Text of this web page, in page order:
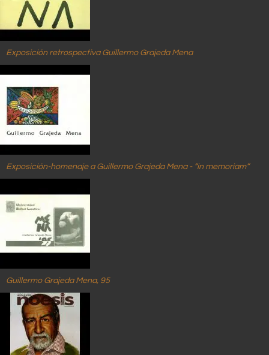
Exposición retrospectiva Guillermo Grajeda Mena
Exposición-homenaje a Guillermo Grajeda Mena - “in memoriam”
Guillermo Grajeda Mena, 95